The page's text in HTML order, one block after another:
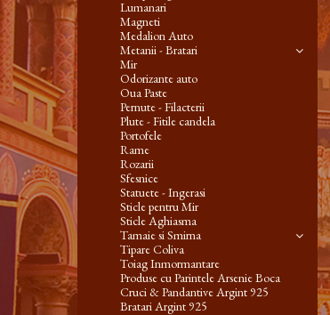
Lumanari
Magneti
Medalion Auto
Metanii - Bratari
Mir
Odorizante auto
Oua Paste
Pernute - Filacterii
Plute - Fitile candela
Portofele
Rame
Rozarii
Sfesnice
Statuete - Ingerasi
Sticle pentru Mir
Sticle Aghiasma
Tamaie si Smirna
Tipare Coliva
Toiag Inmormantare
Produse cu Parintele Arsenie Boca
Cruci & Pandantive Argint 925
Bratari Argint 925